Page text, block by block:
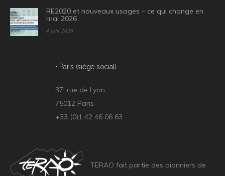
RE2020 et nouveaux usages – ce qui change en
mai 2026
4 juin 2026
• Paris (siège social)
37, rue de Lyon
75012 Paris
+33 (0)1 42 46 06 63
TERAO fait partie des pionniers de